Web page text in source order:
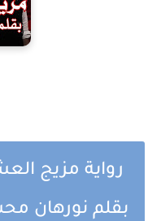
رواية مزيج
بقلم نورهان